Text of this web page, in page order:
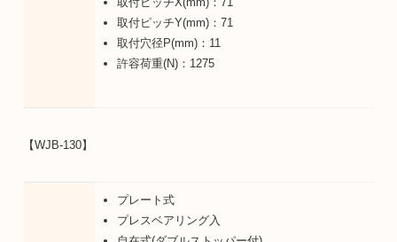
取付ピッチY(mm)：71
取付穴径P(mm)：11
許容荷重(N)：1275
【WJB-130】
プレート式
プレスベアリング入